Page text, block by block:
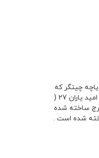
چیتگر که
در لوکیشن شهرک مروارید شهر در خال طی کردن مراحل پایانی کار خود میباشد . پروژه مروارید یک توسط تعاونی مسکن فراگستر امید یاران 27 (
تحویل دارد و بصورت تک برج ساخته شده
در دل مروارید شهر ساخته شده است .